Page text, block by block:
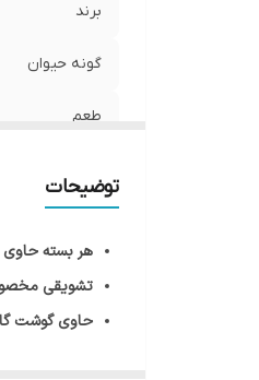
برند
گونه حیوان
طعم
توضیحات
هر بسته حاوی 20 عدد اسنک
تشویقی
حاوی گوشت